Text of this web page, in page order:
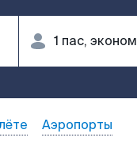
Аэропорты